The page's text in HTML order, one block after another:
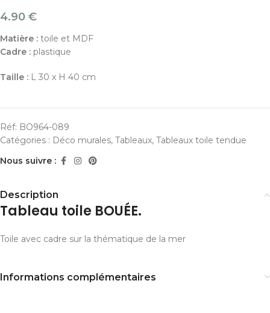
4.90 €
Matière : toile et MDF
Cadre : plastique
Taille : L 30 x H 40 cm
Réf: BO964-089
Catégories : Déco murales, Tableaux, Tableaux toile tendue
Nous suivre :
Description
Tableau toile BOUÉE.
Toile avec cadre sur la thématique de la mer
Informations complémentaires